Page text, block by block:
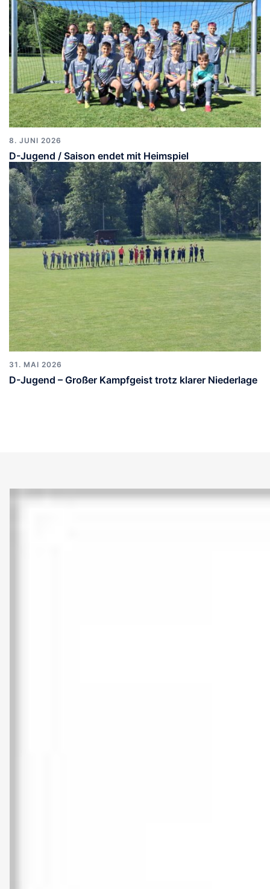
8. JUNI 2026
D-Jugend / Saison endet mit Heimspiel
31. MAI 2026
D-Jugend – Großer Kampfgeist trotz klarer Niederlage